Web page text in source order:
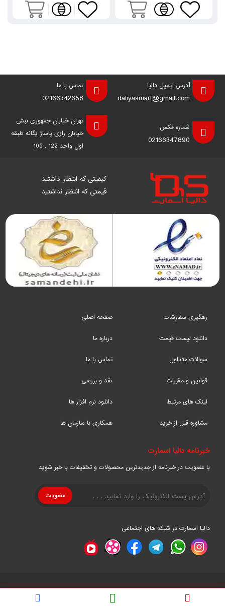
آدرس ایمیل دالیا
daliyasmart@gmail.com
تماس با ما
02166342658
شماره فکس
02166347890
تهران خیابان جمهوری نبش
خیابان رازی پاساژ یگانه طبقه
اول واحد 122 , 105
کیفیتی که انتظار داشتید
قیمتی که انتظار نداشتید
رهگیری سفارشات
دانلود لیست قیمت
سوالات متداول
قوانین و مقررات
لینک های مرتبط
مشاوره قبل از خرید
صفحه اصلی
درباره ما
تماس با ما
نقد و بررسی
دانلود نرم افزار ها
همکاری با سازمان ها
خبرنامه دالیا اسمارت
با عضویت در خبرنامه از جدیدترین محصولات و تخفیفات با خبر شوید
دالیا اسمارت در شبکه های اجتماعی
تمامی حقوق این سایت متعلق به رایان نیرو دالیا می باشد.